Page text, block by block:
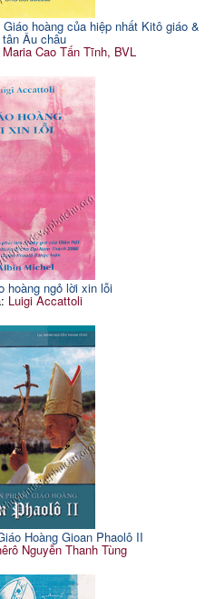
hoàng của hiệp nhất Kitô giáo &
Âu châu
Cao Tấn Tĩnh, BVL
hoàng ngỏ lời xin lỗi
Luigi Accattoli
Hoàng Gioan Phaolô II
Nguyễn Thanh Tùng